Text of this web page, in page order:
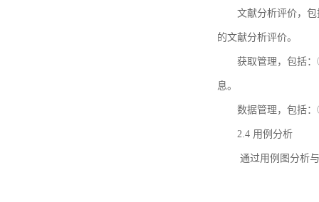
文献分析评价，
的文献分析评价。
获取管理，包括
息。
数据管理，包括
2.4 用例分析
通过用例图分析